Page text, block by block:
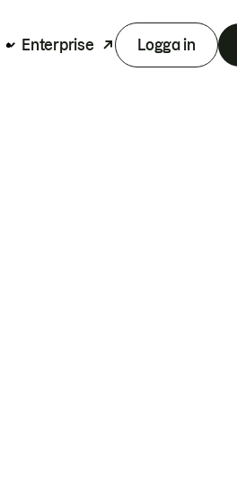
Enterprise Logga in